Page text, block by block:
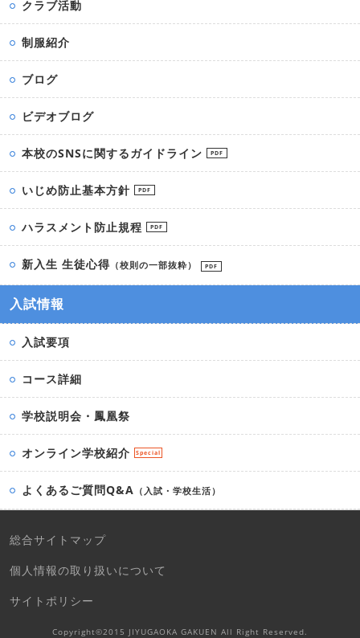
クラブ活動
制服紹介
ブログ
ビデオブログ
本校のSNSに関するガイドライン PDF
いじめ防止基本方針 PDF
ハラスメント防止規程 PDF
新入生 生徒心得 （校則の一部抜粋） PDF
入試情報
入試要項
コース詳細
学校説明会・鳳凰祭
オンライン学校紹介 Special
よくあるご質問Q&A （入試・学校生活）
総合サイトマップ
個人情報の取り扱いについて
サイトポリシー
Copyright©2015 JIYUGAOKA GAKUEN All Right Reserved.